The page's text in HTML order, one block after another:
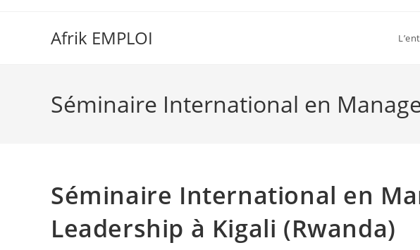
Afrik EMPLOI
Séminaire International en
Séminaire International en
Leadership à Kigali (Rwanda)